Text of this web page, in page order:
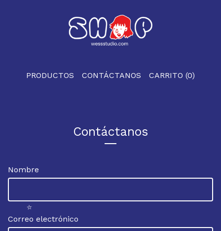
PRODUCTOS CONTÁCTANOS CARRITO (0)
Contáctanos
Nombre
Correo electrónico
⭐️